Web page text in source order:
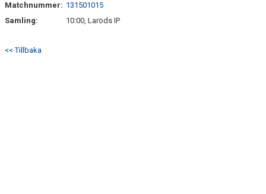
Matchnummer: 131501015
Samling:
10:00, Laröds IP
<< Tillbaka